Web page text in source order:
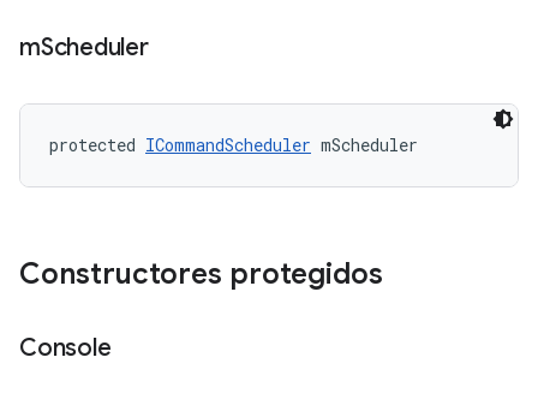
mScheduler
protected ICommandScheduler mScheduler
Constructores protegidos
Console